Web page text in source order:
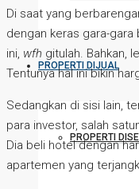
PROPERTI DIJUAL
PROPERTI
Di saat yang
dengan keras gara-
ini, wfh gitulah. Bahkan,
Tentunya hal ini bikin
Sedangkan di sisi lain,
para investor, salah
Dia beli hotel dengan
apartemen yang